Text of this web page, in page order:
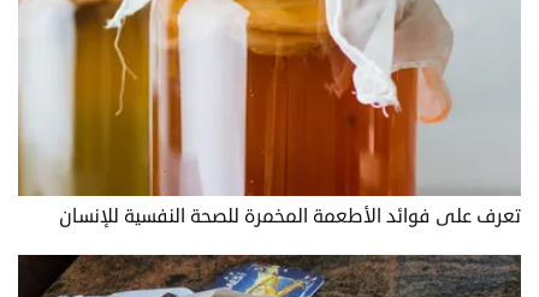
تعرف على فوائد الأطعمة المخمرة للصحة النفسية للإنسان